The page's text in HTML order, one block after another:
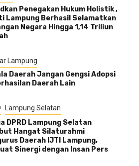
Penegakan Hukum Holistik ,
Lampung Berhasil Selamatkan
Negara Hingga 1,14 Triliun
Lampung
Daerah Jangan Gengsi Adopsi
Daerah Lain
Lampung Selatan
DPRD Lampung Selatan
Hangat Silaturahmi
Daerah IJTI Lampung,
Sinergi dengan Insan Pers